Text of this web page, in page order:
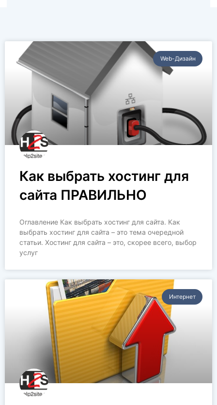
Web-Дизайн
Как выбрать хостинг для
сайта ПРАВИЛЬНО
Оглавление Как выбрать хостинг для сайта. Как
выбрать хостинг для сайта – это тема очередной
статьи. Хостинг для сайта – это, скорее всего, выбор
услуг
Интернет